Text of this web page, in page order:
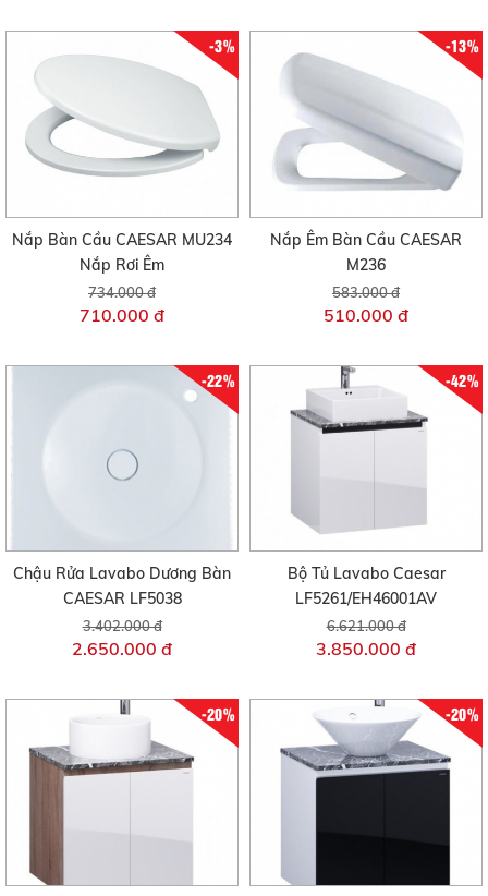
-3%
Nắp Bàn Cầu CAESAR MU234
Nắp Rơi Êm
734.000 đ
710.000 đ
-13%
Nắp Êm Bàn Cầu CAESAR
M236
583.000 đ
510.000 đ
-22%
Chậu Rửa Lavabo Dương Bàn
CAESAR LF5038
3.402.000 đ
2.650.000 đ
-42%
Bộ Tủ Lavabo Caesar
LF5261/EH46001AV
6.621.000 đ
3.850.000 đ
-20% -20%